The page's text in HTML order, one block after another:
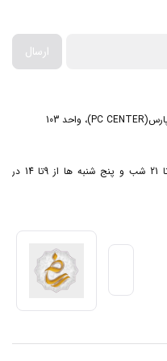
ارسال
از شنبه تا چهارشنبه 9 صبح تا 14 و 17عصر تا 21 شب و پنج شنبه ها از 9تا 14 در